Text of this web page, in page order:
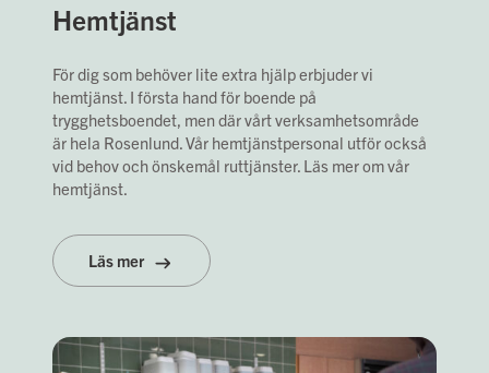
Hemtjänst
För dig som behöver lite extra hjälp erbjuder vi
hemtjänst. I första hand för boende på
trygghetsboendet, men där vårt verksamhetsområde
är hela Rosenlund. Vår hemtjänstpersonal utför också
vid behov och önskemål ruttjänster. Läs mer om vår
hemtjänst.
Läs mer